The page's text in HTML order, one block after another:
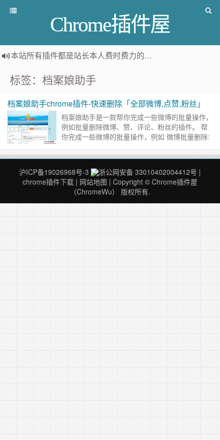
Chrome插件屋
本站所有插件都是站长本人费时费力的人工筛选推荐
标签：档案娘助手
档案娘助手chrome插件-快速删除「全部微博,点赞,粉丝」
档案娘助手是一款帮你完成一些微博的批量操作，
例如批量删除微博、赞、评论、粉丝的插件。 帮
你完成一些微博的批量操作，例如 微博批量删除:
微博已经被删除……继续阅读 »
沪ICP备19026968号-3
浙公网安备 33010402004412号 |
chrome插件下载 | 网站地图 | Copyright © Chrome插件屋
（ChromeWu） 版权所有.